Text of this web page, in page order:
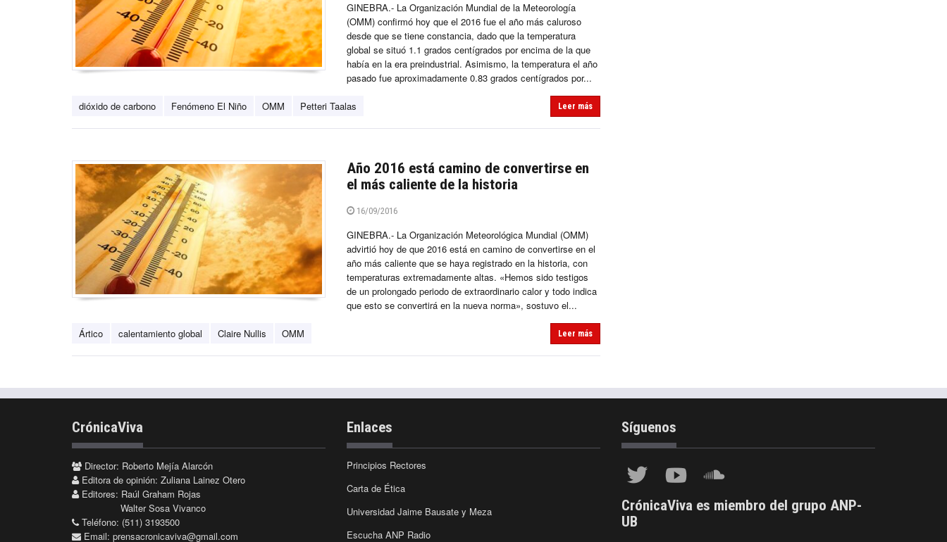
GINEBRA.- La Organización Mundial de la Meteorología
(OMM) confirmó hoy que el 2016 fue el año más caluroso
desde que se tiene constancia, dado que la temperatura
global se situó 1.1 grados centígrados por encima de la que
había en la era preindustrial. Asimismo, la temperatura el año
pasado fue aproximadamente 0.83 grados centígrados por...
dióxido de carbono Fenómeno El Niño OMM Petteri Taalas Leer más
Año 2016 está camino de convertirse en
el más caliente de la historia
16/09/2016
GINEBRA.- La Organización Meteorológica Mundial (OMM)
advirtió hoy de que 2016 está en camino de convertirse en el
año más caliente que se haya registrado en la historia, con
temperaturas extremadamente altas. «Hemos sido testigos
de un prolongado periodo de extraordinario calor y todo indica
que esto se convertirá en la nueva norma», sostuvo el...
Ártico calentamiento global Claire Nullis OMM Leer más
CrónicaViva
Director: Roberto Mejía Alarcón
Editora de opinión: Zuliana Lainez Otero
Editores: Raúl Graham Rojas
Walter Sosa Vivanco
Teléfono: (511) 3193500
Email: prensacronicaviva@gmail.com
Enlaces
Principios Rectores
Carta de Ética
Universidad Jaime Bausate y Meza
Escucha ANP Radio
Síguenos
CrónicaViva es miembro del grupo ANP-
UB